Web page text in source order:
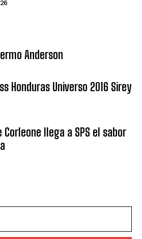
Anderson
Honduras Universo 2016 Sirey
Corleone llega a SPS el sabor